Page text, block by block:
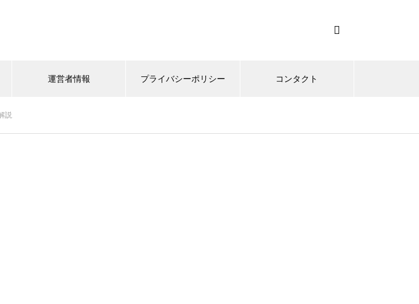
運営者情報 プライバシーポリシー コンタクト
説